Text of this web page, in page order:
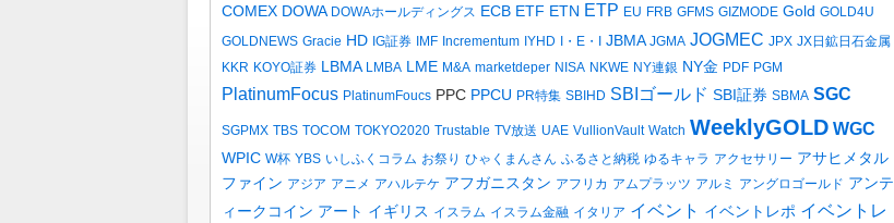
COMEX DOWA DOWAホールディングス ECB ETF ETN ETP EU FRB GFMS GIZMODE Gold GOLD4U
GOLDNEWS Gracie HD IG証券 IMF Incrementum IYHD I・E・I JBMA JGMA JOGMEC JPX JX日鉱日石金属
KKR KOYO証券 LBMA LMBA LME M&A marketdeper NISA NKWE NY連銀 NY金 PDF PGM
PlatinumFocus PlatinumFoucs PPC PPCU PR特集 SBIHD SBIゴールド SBI証券 SBMA SGC
SGPMX TBS TOCOM TOKYO2020 Trustable TV放送 UAE VullionVault Watch WeeklyGOLD WGC
WPIC W杯 YBS いしふくコラム お祭り ひゃくまんさん ふるさと納税 ゆるキャラ アクセサリー アサヒメタル
ファイン アジア アニメ アハルテケ アフガニスタン アフリカ アムプラッツ アルミ アングロゴールド アンテ
ィークコイン アート イギリス イスラム イスラム金融 イタリア イベント イベントレポ イベントレ